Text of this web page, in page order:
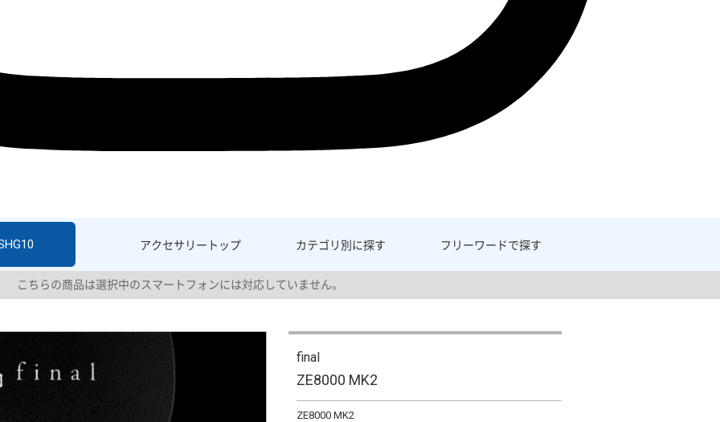
アクセサリー トップ カテゴリ別に探す フリーワードで探す
こちらの商品は選択中のスマートフォンには対応していません。
final
ZE8000 MK2
ZE8000 MK2